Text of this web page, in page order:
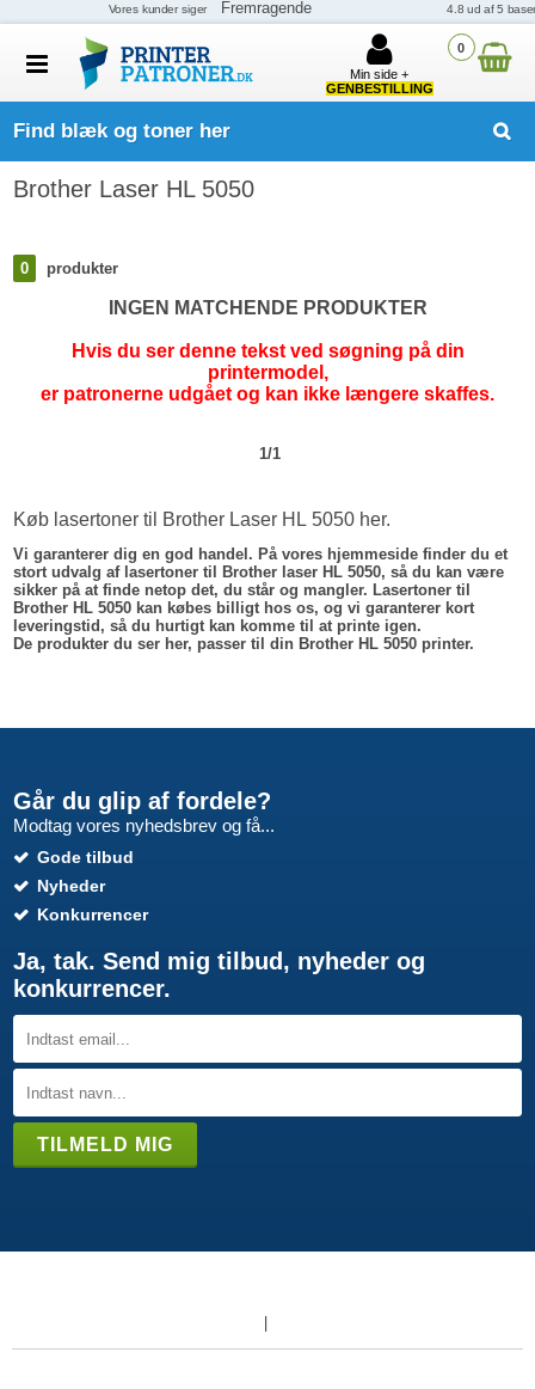
0
Min side +
GENBESTILLING
Find blæk og toner her
Brother Laser HL 5050
0 produkter
INGEN MATCHENDE PRODUKTER
Hvis du ser denne tekst ved søgning på din
printermodel,
er patronerne udgået og kan ikke længere skaffes.
1/1
Køb lasertoner til Brother Laser HL 5050 her.
Vi garanterer dig en god handel. På vores hjemmeside finder du et
stort udvalg af lasertoner til Brother laser HL 5050, så du kan være
sikker på at finde netop det, du står og mangler. Lasertoner til
Brother HL 5050 kan købes billigt hos os, og vi garanterer kort
leveringstid, så du hurtigt kan komme til at printe igen.
De produkter du ser her, passer til din Brother HL 5050 printer.
Går du glip af fordele?
Modtag vores nyhedsbrev og få...
Gode tilbud
Nyheder
Konkurrencer
Ja, tak. Send mig tilbud, nyheder og
konkurrencer.